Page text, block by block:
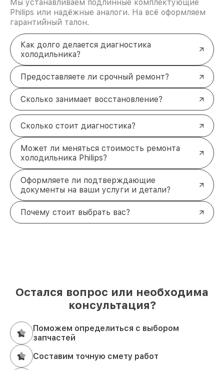
Мы устанавливаем подлинные комплектующие
Philips или надёжные аналоги. На всё оформляем
гарантийный талон.
Как долго делается диагностика
холодильника?
Предоставляете ли срочный ремонт?
Сколько занимает восстановление?
Сколько стоит диагностика?
Может ли меняться стоимость ремонта
холодильника Philips?
Оформляете ли подтверждающие
документы на ваши услуги и детали?
Почему стоит выбрать вас?
Остался вопрос или необходима
консультация?
Поможем определиться с выбором
запчастей
Составим точную смету работ